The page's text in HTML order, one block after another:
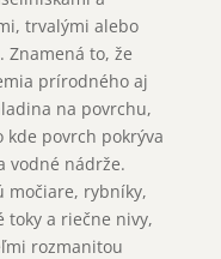
trvalými alebo
to, že
prírodného aj
na povrchu,
povrch pokrýva
vodné nádrže.
močiare, rybníky,
toky a riečne nivy,
rozmanitou